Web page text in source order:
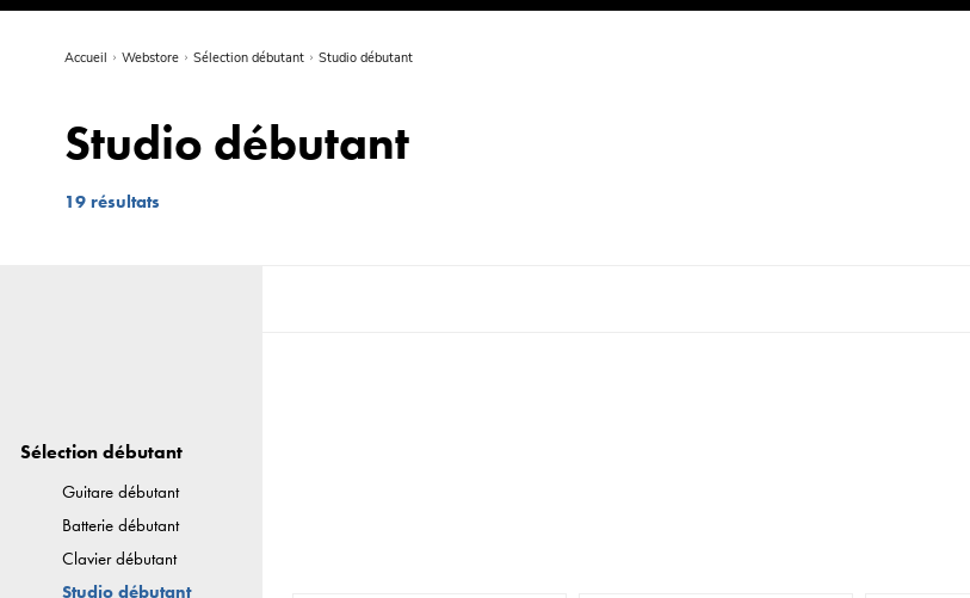
Accueil Webstore Sélection débutant Studio débutant
Studio débutant
19résultats
Sélection débutant
Guitare débutant
Batterie débutant
Clavier débutant
Studio débutant